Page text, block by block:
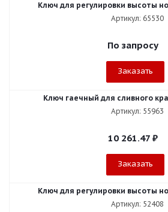
Ключ для регулировки высоты
Артикул: 65530
По запросу
Заказать
Ключ гаечный для сливного
Артикул: 55963
10 261.47 ₽
Заказать
Ключ для регулировки высоты
Артикул: 52408